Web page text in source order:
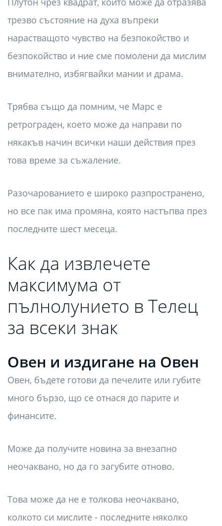
трезво състояние на духа въпреки
нарастващото чувство на безпокойство и
безпокойство и ние сме помолени да мислим
внимателно, избягвайки мании и драма.
Трябва също да помним, че Марс е
ретрограден, което може да направи по
някакъв начин всички наши действия през
това време за съжаление.
Разочарованието е широко разпространено,
но все пак има промяна, която настъпва през
последните шест месеца.
Как да извлечете
максимума от
пълнолунието в Телец
за всеки знак
Овен и издигане на Овен
Овен, бъдете готови да печелите или губите
много бързо, що се отнася до парите и
финансите.
Може да получите новина за внезапно
неочаквано, но да го загубите отново.
Това може да не е толкова неочаквано,
колкото си мислите - последните няколко